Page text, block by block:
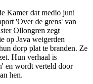
Kamer dat medio juni
'Over de grens' van
Ollongren zegt
op Java weigerden
dorp plat te branden. Ze
Hun verhaal is
en wordt verteld door
hen.